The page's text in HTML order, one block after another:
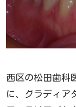
西区の松田歯科
に、グラディア